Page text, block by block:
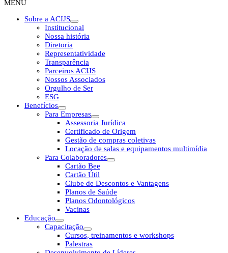
MENU
Sobre a ACIJS
Institucional
Nossa história
Diretoria
Representatividade
Transparência
Parceiros ACIJS
Nossos Associados
Orgulho de Ser
ESG
Benefícios
Para Empresas
Assessoria Jurídica
Certificado de Origem
Gestão de compras coletivas
Locação de salas e equipamentos multimídia
Para Colaboradores
Cartão Bee
Cartão Útil
Clube de Descontos e Vantagens
Planos de Saúde
Planos Odontológicos
Vacinas
Educação
Capacitação
Cursos, treinamentos e workshops
Palestras